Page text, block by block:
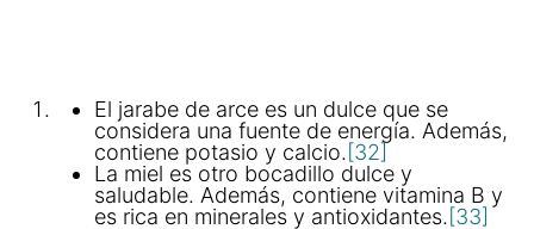
El jarabe de arce es un dulce que se
considera una fuente de energía. Además,
contiene potasio y calcio.[32]
La miel es otro bocadillo dulce y
saludable. Además, contiene vitamina B y
es rica en minerales y antioxidantes.[33]